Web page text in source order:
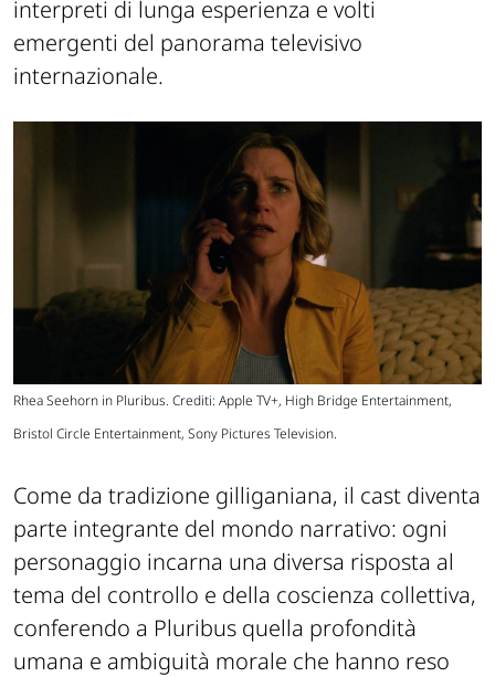
interpreti di lunga esperienza e volti
emergenti del panorama televisivo
internazionale.
Rhea Seehorn in Pluribus. Crediti: Apple TV+, High Bridge Entertainment,
Bristol Circle Entertainment, Sony Pictures Television.
Come da tradizione gilliganiana, il cast diventa
parte integrante del mondo narrativo: ogni
personaggio incarna una diversa risposta al
tema del controllo e della coscienza collettiva,
conferendo a Pluribus quella profondità
umana e ambiguità morale che hanno reso